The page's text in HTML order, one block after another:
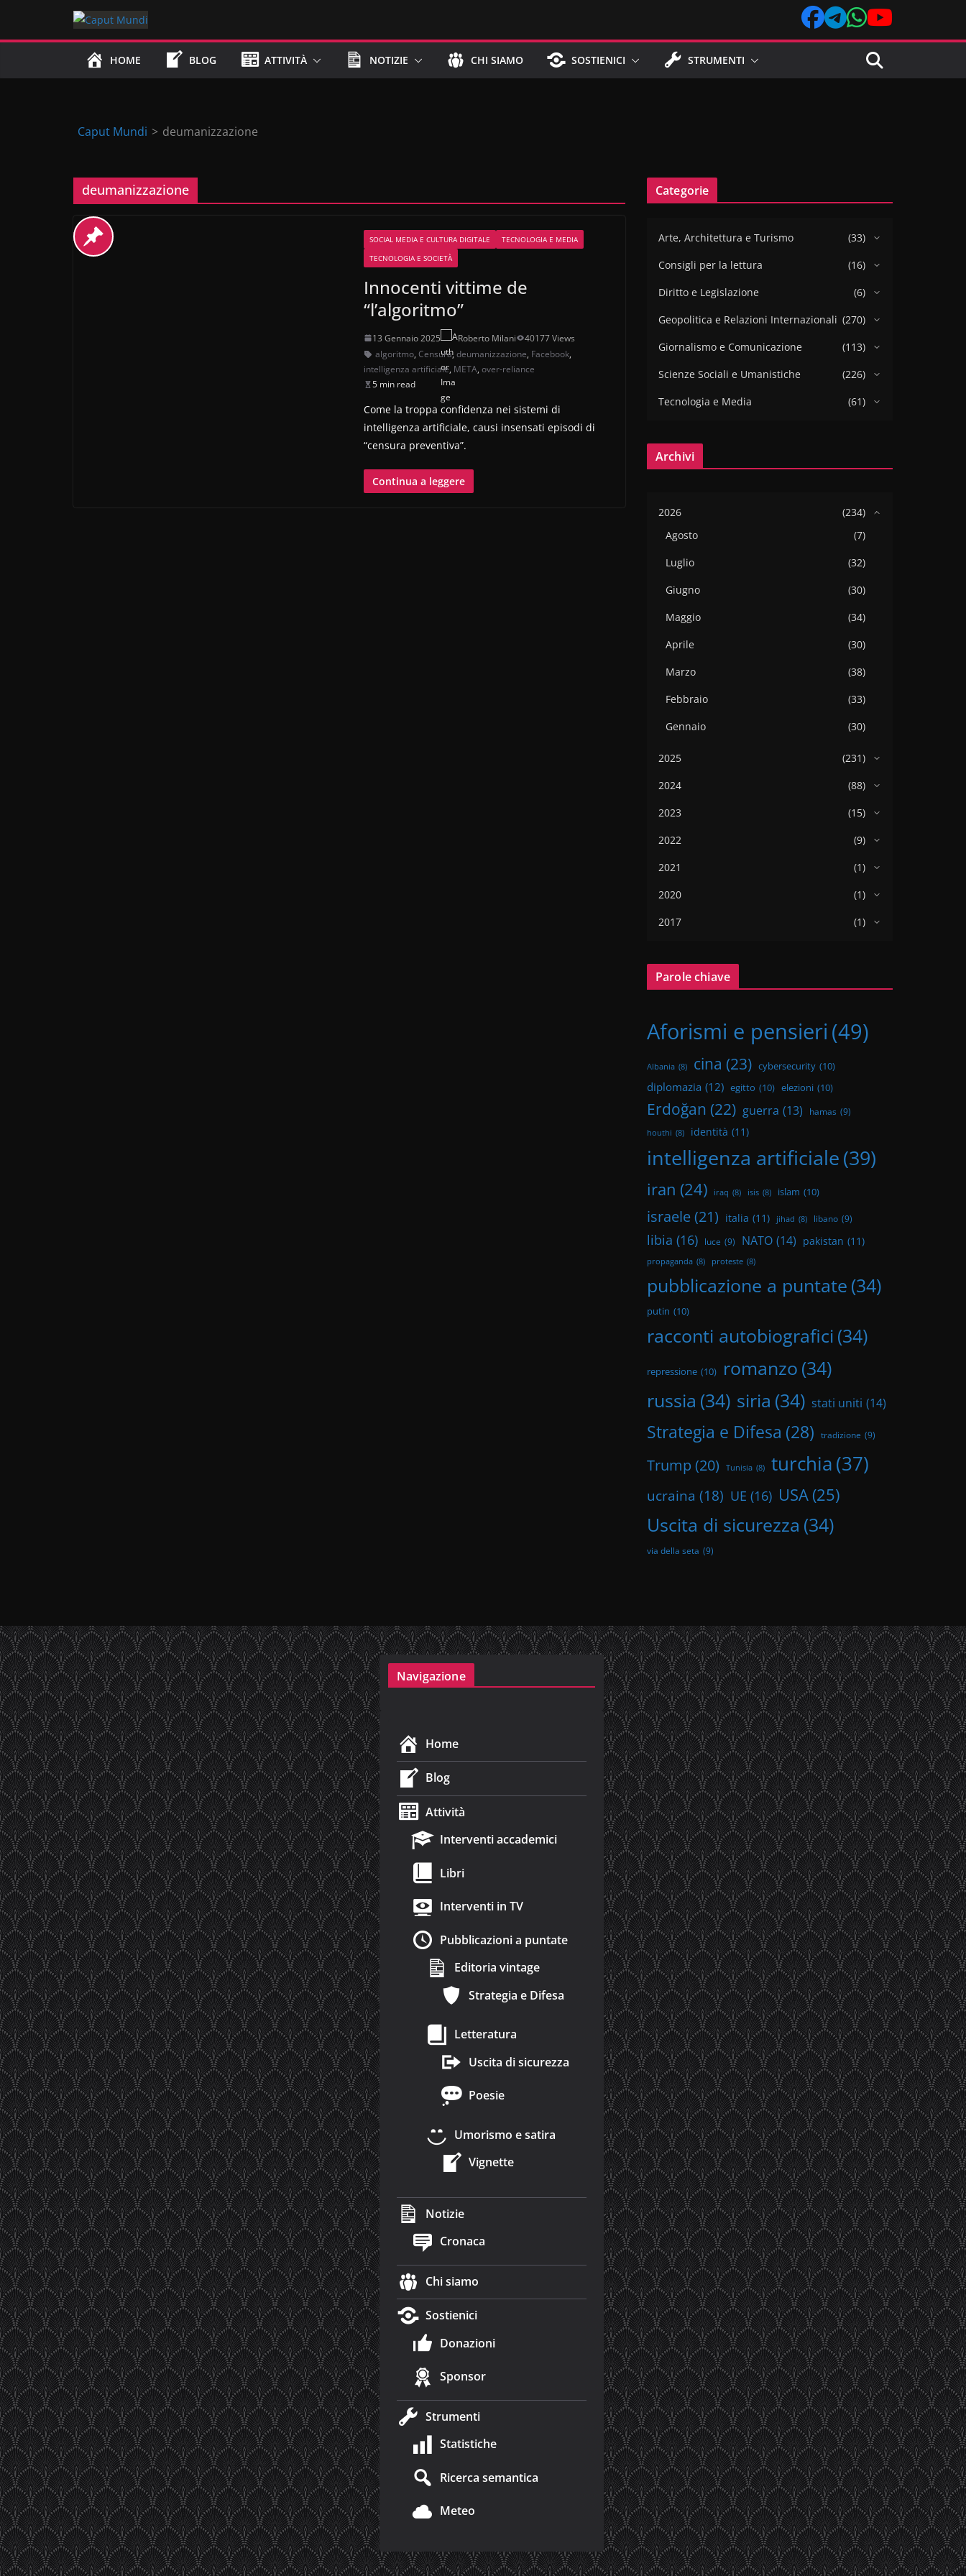
HOME BLOG ATTIVITÀ NOTIZIE CHI SIAMO SOSTIENICI STRUMENTI
Caput Mundi > deumanizzazione
deumanizzazione
SOCIAL MEDIA E CULTURA DIGITALE
TECNOLOGIA E MEDIA
TECNOLOGIA E SOCIETÀ
Innocenti vittime de
“l’algoritmo”
13 Gennaio 2025 Roberto Milani
40177 Views
algoritmo, Censura, deumanizzazione, Facebook,
intelligenza artificiale, META, over-reliance
5 min read
Come la troppa confidenza nei sistemi di
intelligenza artificiale, causi insensati episodi di
“censura preventiva”.
Continua a leggere
Categorie
Arte, Architettura e Turismo
(33)
Consigli per la lettura
(16)
Diritto e Legislazione
(6)
Geopolitica e Relazioni Internazionali (270)
Giornalismo e Comunicazione
(113)
Scienze Sociali e Umanistiche
(226)
Tecnologia e Media
(61)
Archivi
2026
(234)
Agosto
(7)
Luglio
(32)
Giugno
(30)
Maggio
(34)
Aprile
(30)
Marzo
(38)
Febbraio
(33)
Gennaio
(30)
2025
(231)
2024
(88)
2023
(15)
2022
(9)
2021
(1)
2020
(1)
2017
(1)
Parole chiave
Aforismi e pensieri (49)
Albania (8) cina (23) cybersecurity (10)
diplomazia (12) egitto (10) elezioni (10)
Erdoğan (22) guerra (13) hamas (9)
houthi (8) identità (11)
intelligenza artificiale(39)
iran (24) iraq (8) isis (8) islam (10)
israele(21) italia (11) jihad (8) libano (9)
libia (16) luce (9) NATO (14) pakistan (11)
propaganda (8) proteste (8)
pubblicazione a puntate (34)
putin (10)
racconti autobiografici (34)
repressione (10) romanzo (34)
russia (34) siria (34) stati uniti (14)
Strategia e Difesa (28) tradizione (9)
Trump (20) Tunisia (8) turchia(37)
ucraina (18) UE (16) USA (25)
Uscita di sicurezza (34)
via della seta (9)
Navigazione
Home
Blog
Attività
Interventi accademici
Libri
Interventi in TV
Pubblicazioni a puntate
Editoria vintage
Strategia e Difesa
Letteratura
Uscita di sicurezza
Poesie
Umorismo e satira
Vignette
Notizie
Cronaca
Chi siamo
Sostienici
Donazioni
Sponsor
Strumenti
Statistiche
Ricerca semantica
Meteo